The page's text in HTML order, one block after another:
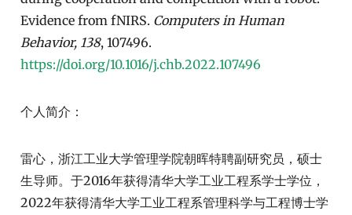
Evidence from fNIRS. Computers in Human
Behavior, 138, 107496.
https://doi.org/10.1016/j.chb.2022.107496
个人简介：
雷心，浙江工业大学管理学院朝晖特聘副研究员，硕士
生导师。于2016年获得清华大学工业工程系学士学位，
2022年获得清华大学工业工程系管理科学与工程博士学